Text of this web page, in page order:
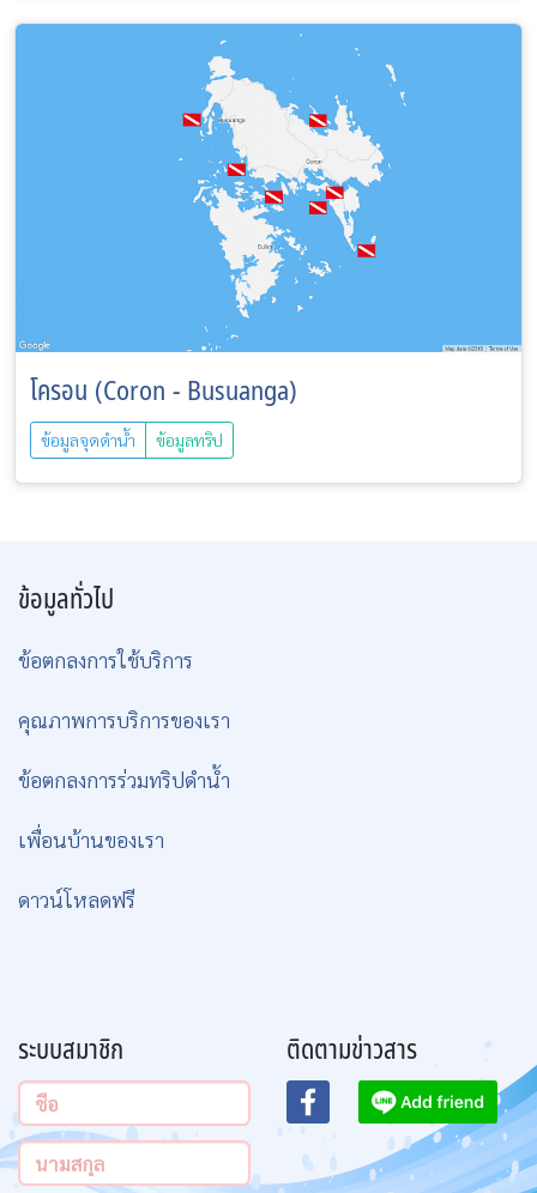
โครอน (Coron - Busuanga)
ข้อมูลจุดดำน้ำ ข้อมูลทริป
ข้อมูลทั่วไป
ข้อตกลงการใช้บริการ
คุณภาพการบริการของเรา
ข้อตกลงการร่วมทริปดำน้ำ
เพื่อนบ้านของเรา
ดาวน์โหลดฟรี
ระบบสมาชิก ติดตามข่าวสาร